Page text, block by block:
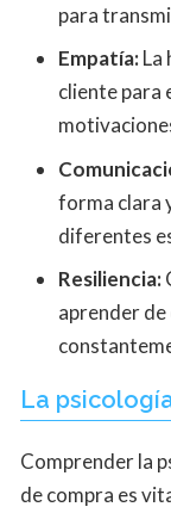
para
Empatía:La
cliente para
forma clara
diferentes
Resiliencia:
aprender
La
Comprender la
de compra es